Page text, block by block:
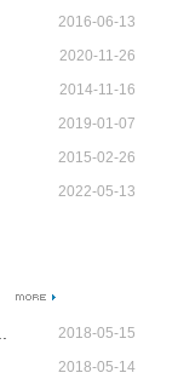
2016-06-13
2020-11-26
2014-11-16
2019-01-07
2015-02-26
2022-05-13
2018-05-15
2018-05-14